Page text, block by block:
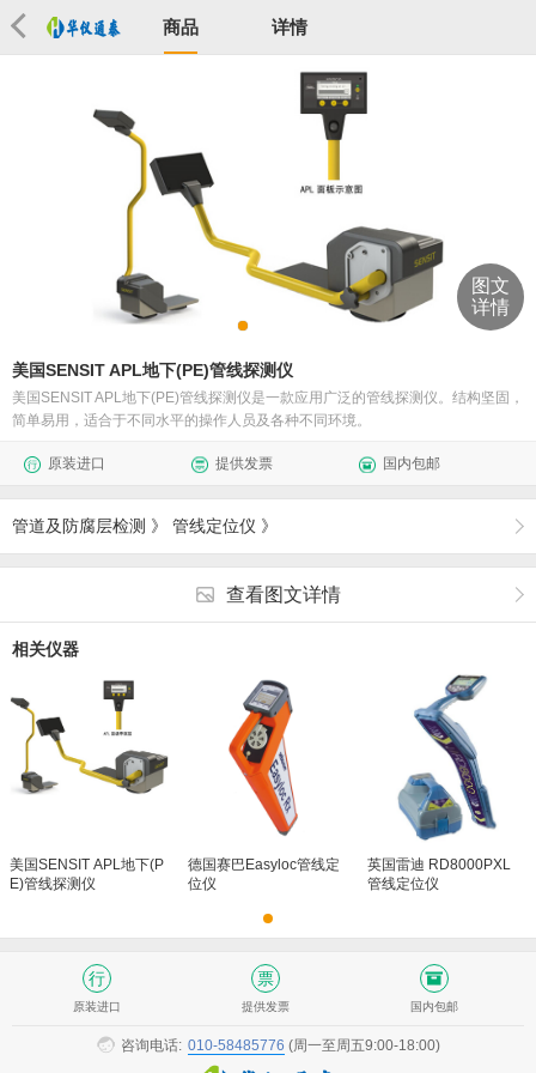
商品 详情
图文
详情
美国SENSIT APL地下(PE)管线探测仪
美国SENSIT APL地下(PE)管线探测仪是一款应用广泛的管线探测仪。结构坚固，
简单易用，适合于不同水平的操作人员及各种不同环境。
原装进口 提供发票 国内包邮
管道及防腐层检测 》 管线定位仪 》
查看图文详情
相关仪器
美国SENSIT APL地下(P
E)管线探测仪
德国赛巴Easyloc管线定
位仪
英国雷迪 RD8000PXL
管线定位仪
原装进口 提供发票 国内包邮
咨询电话: 010-58485776 (周一至周五9:00-18:00)